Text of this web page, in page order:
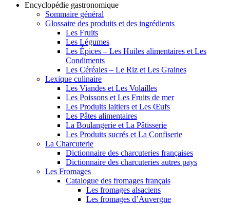
Encyclopédie gastronomique
Sommaire général
Glossaire des produits et des ingrédients
Les Fruits
Les Légumes
Les Épices – Les Huiles alimentaires et Les
Condiments
Les Céréales – Le Riz et Les Graines
Lexique culinaire
Les Viandes et Les Volailles
Les Poissons et Les Fruits de mer
Les Produits laitiers et Les Œufs
Les Pâtes alimentaires
La Boulangerie et La Pâtisserie
Les Produits sucrés et La Confiserie
La Charcuterie
Dictionnaire des charcuteries françaises
Dictionnaire des charcuteries autres pays
Les Fromages
Catalogue des fromages français
Les fromages alsaciens
Les fromages d’Auvergne